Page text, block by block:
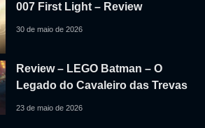
007 First Light – Review
30 de maio de 2026
Review – LEGO Batman – O
Legado do Cavaleiro das Trevas
23 de maio de 2026